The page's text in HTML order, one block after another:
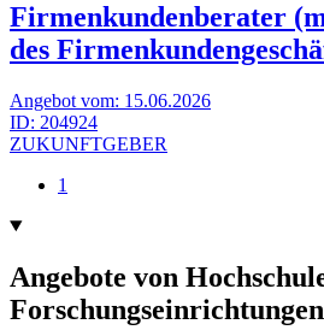
Firmenkundenberater
des
Angebot vom: 15.06.2026
ID: 204924
ZUKUNFTGEBER
1
Angebote von
Forschungseinrichtungen